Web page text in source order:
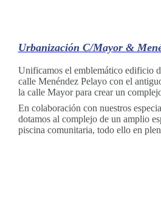
Urbanización C/Mayor &
Unificamos el emblemático edificio
calle Menéndez Pelayo con el
la calle Mayor para crear un
En colaboración con nuestros
dotamos al complejo de un amplio
piscina comunitaria, todo ello en